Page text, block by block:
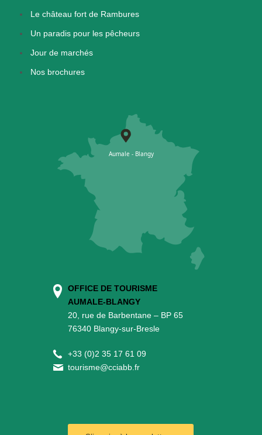
Le château fort de Rambures
Un paradis pour les pêcheurs
Jour de marchés
Nos brochures
OFFICE DE TOURISME
AUMALE-BLANGY
20, rue de Barbentane – BP 65
76340 Blangy-sur-Bresle
+33 (0)2 35 17 61 09
tourisme@cciabb.fr